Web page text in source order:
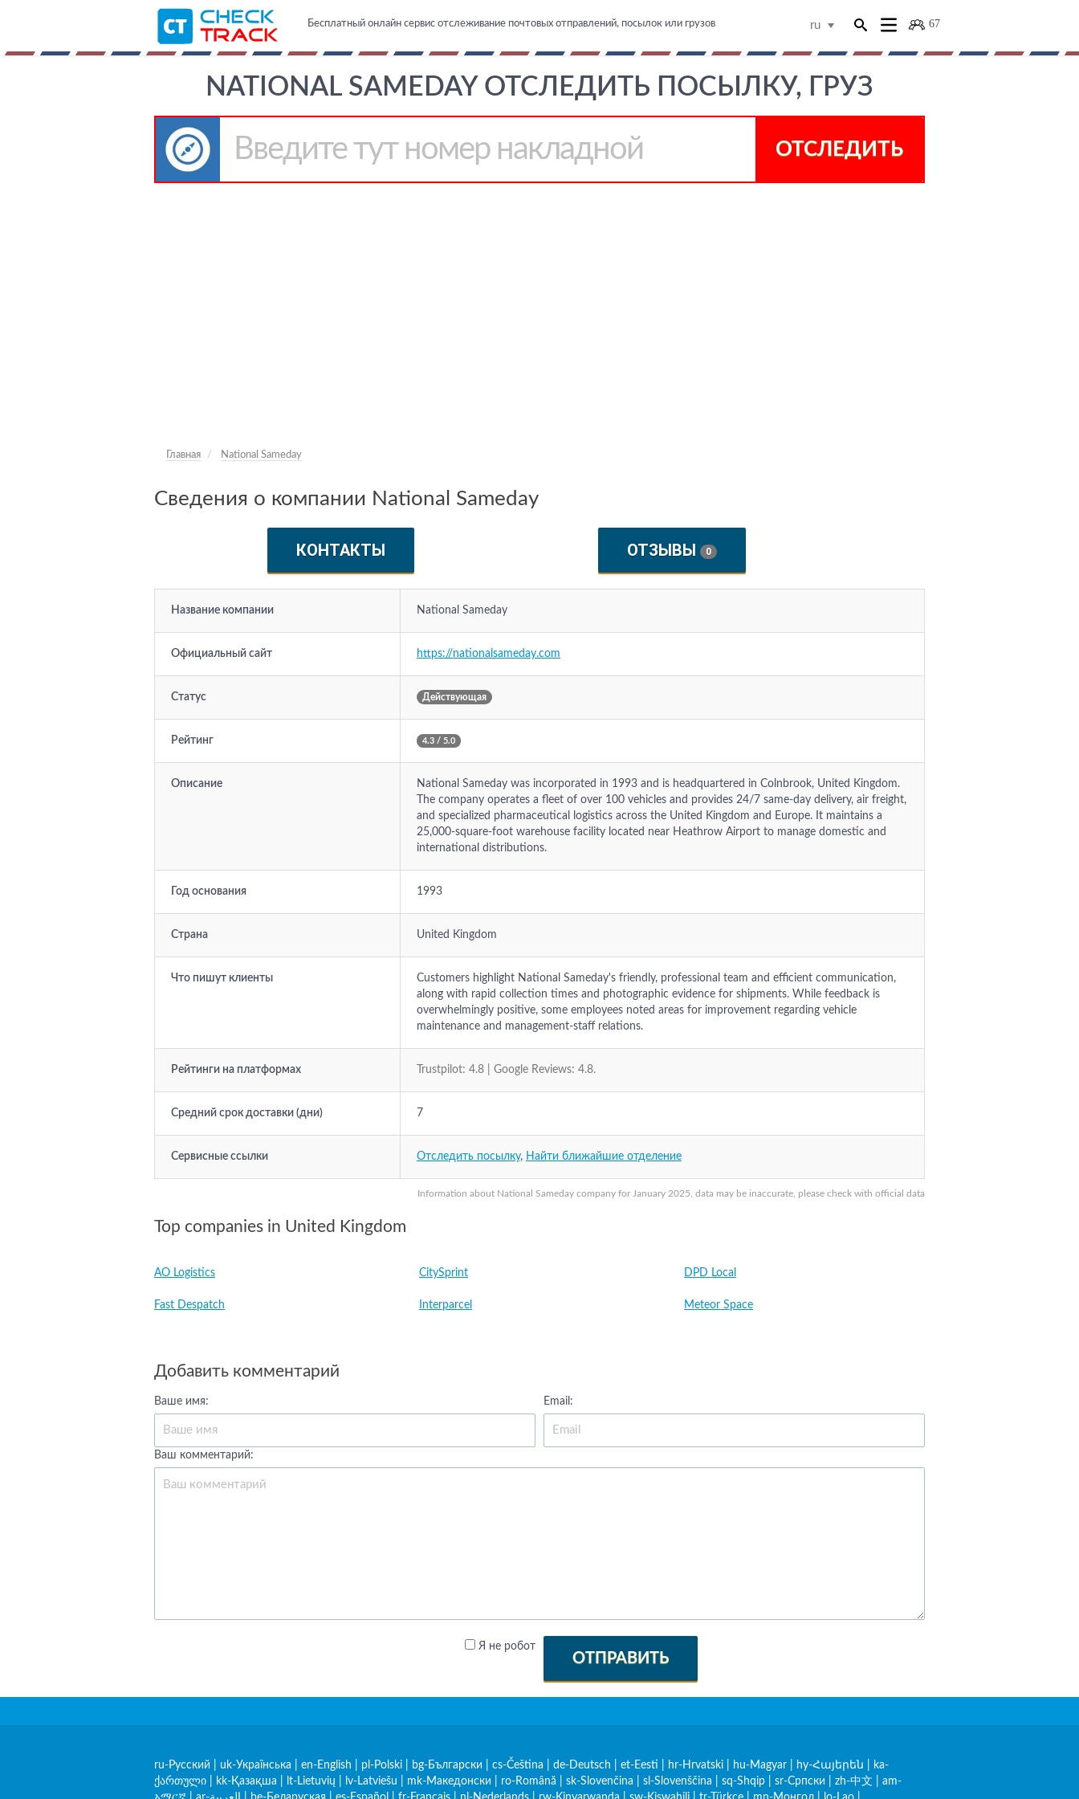
67
ru
Бесплатный онлайн сервис отслеживание почтовых отправлений, посылок или грузов
NATIONAL SAMEDAY ОТСЛЕДИТЬ ПОСЫЛКУ, ГРУЗ
ОТСЛЕДИТЬ
Главная National Sameday
Сведения о компании National Sameday
КОНТАКТЫ ОТЗЫВЫ 0
Information about National Sameday company for January 2025, data may be inaccurate, please check with official data
Название компании National Sameday
Официальный сайт https://nationalsameday.com
Статус Действующая
Рейтинг 4.3 / 5.0
Описание
National Sameday was incorporated in 1993 and is headquartered in Colnbrook, United Kingdom.
The company operates a fleet of over 100 vehicles and provides 24/7 same-day delivery, air freight,
and specialized pharmaceutical logistics across the United Kingdom and Europe. It maintains a
25,000-square-foot warehouse facility located near Heathrow Airport to manage domestic and
international distributions.
Год основания 1993
Страна United Kingdom
Что пишут клиенты
Customers highlight National Sameday's friendly, professional team and efficient communication,
along with rapid collection times and photographic evidence for shipments. While feedback is
overwhelmingly positive, some employees noted areas for improvement regarding vehicle
maintenance and management-staff relations.
Рейтинги на платформах Trustpilot: 4.8 | Google Reviews: 4.8.
Средний срок доставки (дни) 7
Сервисные ссылки Отследить посылку, Найти ближайшие отделение
Top companies in United Kingdom
AO Logistics CitySprint DPD Local
Fast Despatch Interparcel Meteor Space
Добавить комментарий
Ваше имя: Email:
Ваш комментарий:
Я не робот
ОТПРАВИТЬ
ru-Русский uk-Українська en-English pl-Polski bg-Български cs-Čeština de-Deutsch et-Eesti hr-Hrvatski hu-Magyar hy-Հայերեն
ka-
ქართული
kk-Қазақша lt-Lietuvių lv-Latviešu mk-Македонски ro-Română sk-Slovenčina sl-Slovenščina sq-Shqip sr-Српски zh-中文
am-